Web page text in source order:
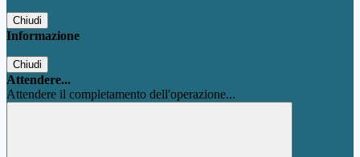
Chiudi
Informazione
Chiudi
Attendere...
Attendere il completamento dell'operazione...